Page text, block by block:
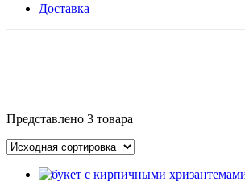
Доставка
Представлено 3 товара